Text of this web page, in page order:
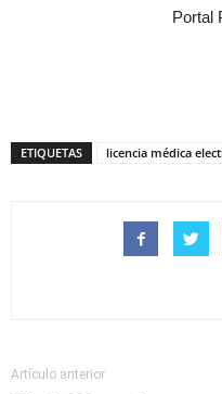
Portal
ETIQUETAS licencia médica
Artículo anterior